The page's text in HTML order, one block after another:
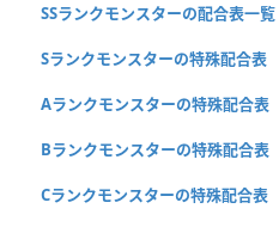
SSランクモンスターの配合表一覧
Sランクモンスターの特殊配合表
Aランクモンスターの特殊配合表
Bランクモンスターの特殊配合表
Cランクモンスターの特殊配合表